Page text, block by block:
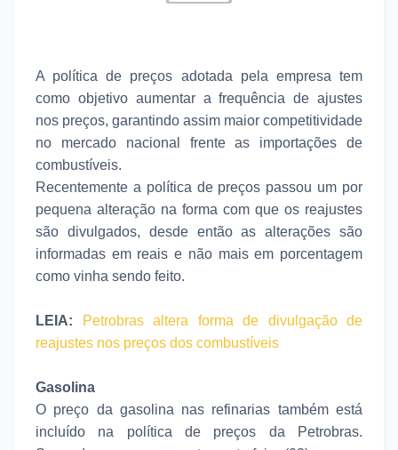
A política de preços adotada pela empresa tem
como objetivo aumentar a frequência de ajustes
nos preços, garantindo assim maior competitividade
no mercado nacional frente as importações de
combustíveis.
Recentemente a política de preços passou um por
pequena alteração na forma com que os reajustes
são divulgados, desde então as alterações são
informadas em reais e não mais em porcentagem
como vinha sendo feito.
LEIA:
Petrobras altera forma de divulgação de
reajustes nos preços dos combustíveis
Gasolina
O preço da gasolina nas refinarias também está
incluído na política de preços da Petrobras.